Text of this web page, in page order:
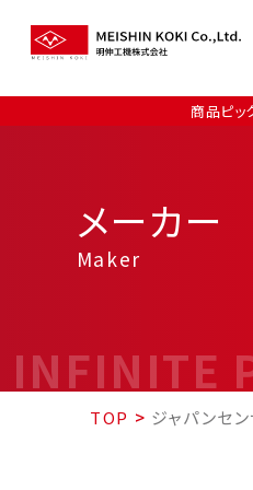
商品ピッ
メーカー
Maker
INFINITE
TOP > ジャパンセ